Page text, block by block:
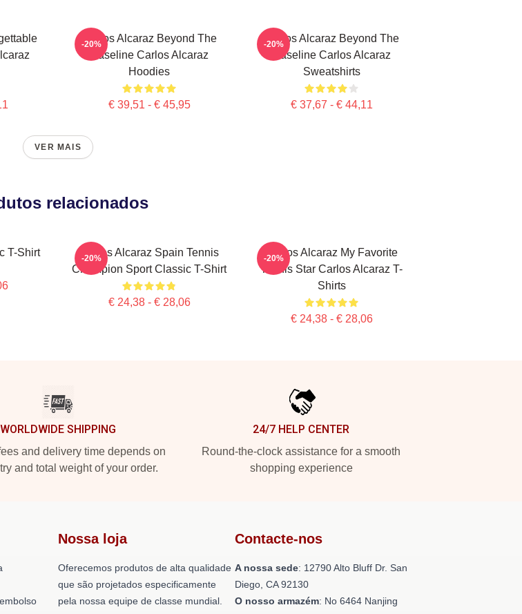
Carlos Alcaraz Beyond The
Baseline Carlos Alcaraz
Hoodies
€ 39,51 - € 45,95
-20%
Carlos Alcaraz Beyond The
Baseline Carlos Alcaraz
Sweatshirts
€ 37,67 - € 44,11
-20%
VER MAIS
relacionados
T-Shirt
Carlos Alcaraz Spain Tennis
Champion Sport Classic T-Shirt
€ 24,38 - € 28,06
-20%
Carlos Alcaraz My Favorite
Tennis Star Carlos Alcaraz T-
Shirts
€ 24,38 - € 28,06
-20%
WORLDWIDE SHIPPING
and delivery time depends on
and total weight of your order.
24/7 HELP CENTER
Round-the-clock assistance for a smooth
shopping experience
Nossa loja
Oferecemos produtos de alta qualidade
que são projetados especificamente
pela nossa equipe de classe mundial.
Contacte-nos
A nossa sede: 12790 Alto Bluff Dr. San
Diego, CA 92130
O nosso armazém: No 6464 Nanjing